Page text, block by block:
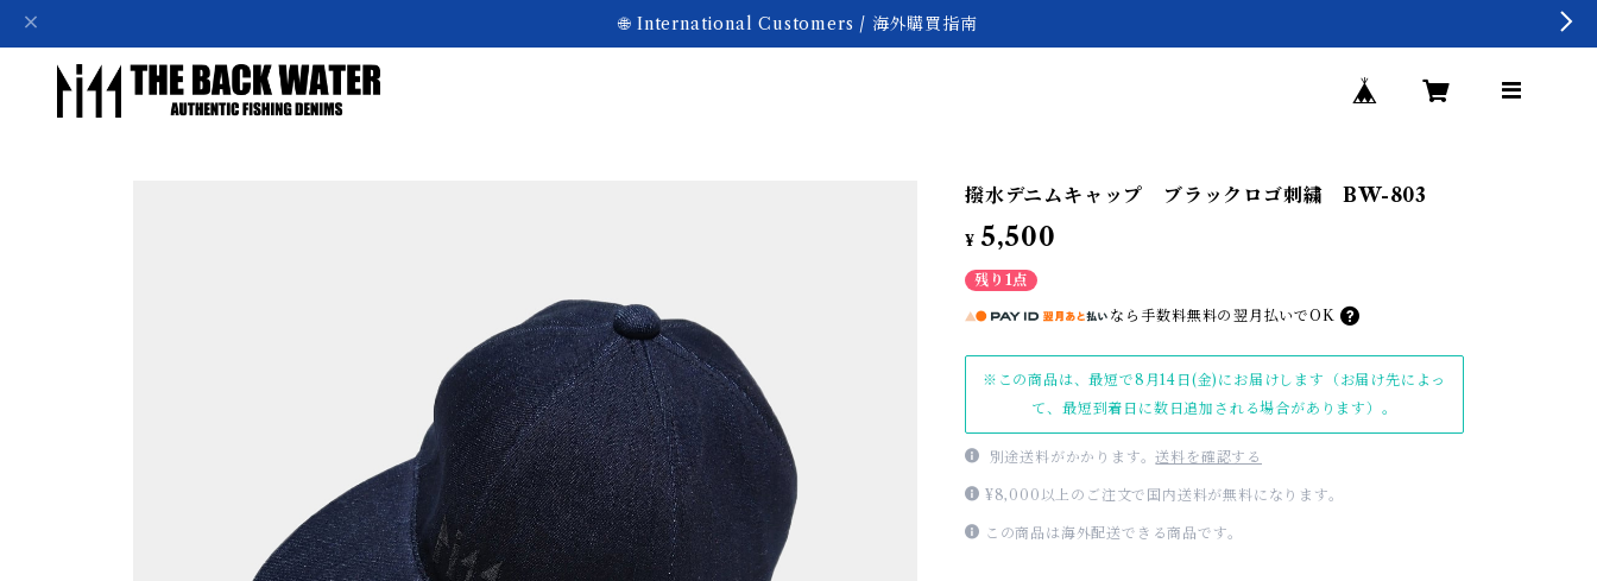
🌐 International Customers / 海外購買指南
撥水デニムキャップ ブラックロゴ刺繍 BW-803
¥ 5,500
残り1点
なら 手数料無料の 翌月払いでOK
※この商品は、最短で8月14日(金)にお届けします（お届け先によっ
て、最短到着日に数日追加される場合があります）。
別途送料がかかります。送料を確認する
¥8,000以上のご注文で国内送料が無料になります。
この商品は海外配送できる商品です。